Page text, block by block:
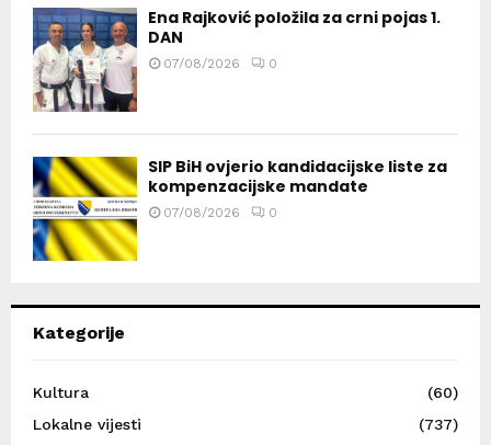
Ena Rajković položila za crni pojas 1.
DAN
07/08/2026 0
SIP BiH ovjerio kandidacijske liste za
kompenzacijske mandate
07/08/2026 0
Kategorije
Kultura
(60)
Lokalne vijesti
(737)